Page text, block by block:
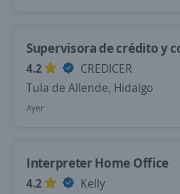
Supervisora de crédito y
4.2
CREDICER
Tula de Allende, Hidalgo
Ayer
Interpreter Home Office
4.2
Kelly